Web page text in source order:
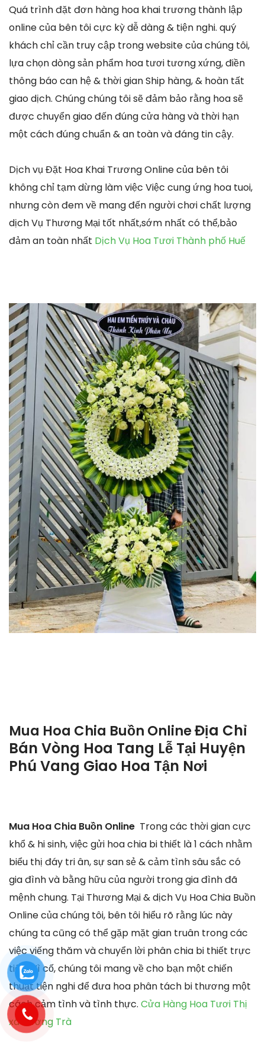
Quá trình đặt đơn hàng hoa khai trương thành lập
online của bên tôi cực kỳ dễ dàng & tiện nghi. quý
khách chỉ cần truy cập trong website của chúng tôi,
lựa chọn dòng sản phẩm hoa tươi tương xứng, điền
thông báo can hệ & thời gian Ship hàng, & hoàn tất
giao dịch. Chúng chúng tôi sẽ đảm bảo rằng hoa sẽ
được chuyển giao đến đúng cửa hàng và thời hạn
một cách đúng chuẩn & an toàn và đáng tin cậy.
Dịch vụ Đặt Hoa Khai Trương Online của bên tôi
không chỉ tạm dừng làm việc Việc cung ứng hoa tuoi,
nhưng còn đem về mang đến người chơi chất lượng
dịch Vụ Thương Mại tốt nhất,sớm nhất có thể,bảo
đảm an toàn nhất Dịch Vụ Hoa Tươi Thành phố Huế
Mua Hoa Chia Buồn OnlineĐịa Chỉ
Bán Vòng Hoa Tang Lễ Tại Huyện
Phú Vang Giao Hoa Tận Nơi
Mua Hoa Chia Buồn Online Trong các thời gian cực
khổ & hi sinh, việc gửi hoa chia bi thiết là 1 cách nhằm
biểu thị đáy tri ân, sự san sẻ & cảm tình sâu sắc có
gia đình và bằng hữu của người trong gia đình đã
mệnh chung. Tại Thương Mại & dịch Vụ Hoa Chia Buồn
Online của chúng tôi, bên tôi hiểu rõ rằng lúc này
chúng ta cũng có thể gặp mặt gian truân trong các
việc viếng thăm và chuyển lời phân chia bi thiết trực
tiếp. Vì cố, chúng tôi mang về cho bạn một chiến
thuật tiện nghi để đưa hoa phân tách bi thương một
cách cảm tình và tình thực. Cửa Hàng Hoa Tươi Thị
xã Hương Trà